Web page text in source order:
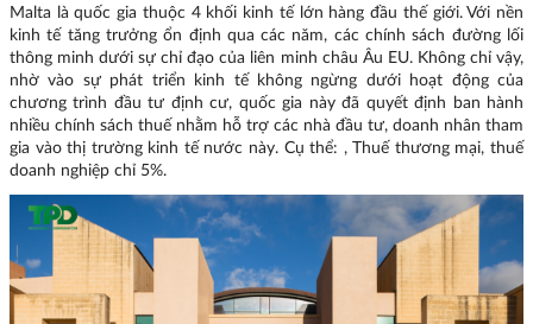
Malta là quốc gia thuộc 4 khối kinh tế lớn hàng đầu thế giới. Với nền
kinh tế tăng trưởng ổn định qua các năm, các chính sách đường lối
thông minh dưới sự chỉ đạo của liên minh châu Âu EU. Không chỉ vậy,
nhờ vào sự phát triển kinh tế không ngừng dưới hoạt động của
chương trình đầu tư định cư, quốc gia này đã quyết định ban hành
nhiều chính sách thuế nhằm hỗ trợ các nhà đầu tư, doanh nhân tham
gia vào thị trường kinh tế nước này. Cụ thể: , Thuế thương mại, thuế
doanh nghiệp chỉ 5%.